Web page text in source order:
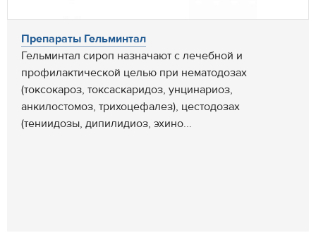
Препараты Гельминтал
Гельминтал сироп назначают с лечебной и
профилактической целью при нематодозах
(токсокароз, токсаскаридоз, унцинариоз,
анкилостомоз, трихоцефалез), цестодозах
(тениидозы, дипилидиоз, эхино...